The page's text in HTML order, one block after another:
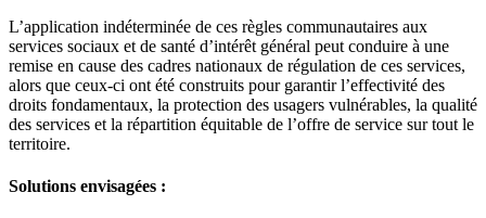
L’application indéterminée de ces règles communautaires aux
services sociaux et de santé d’intérêt général peut conduire à une
remise en cause des cadres nationaux de régulation de ces services,
alors que ceux-ci ont été construits pour garantir l’effectivité des
droits fondamentaux, la protection des usagers vulnérables, la qualité
des services et la répartition équitable de l’offre de service sur tout le
territoire.
Solutions envisagées :